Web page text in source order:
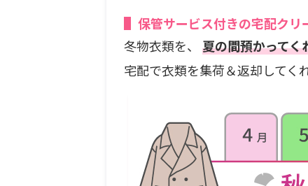
保管サービス付きの宅配クリ
冬物衣類を、 夏の間預かってく
宅配で衣類を集荷＆返却してく